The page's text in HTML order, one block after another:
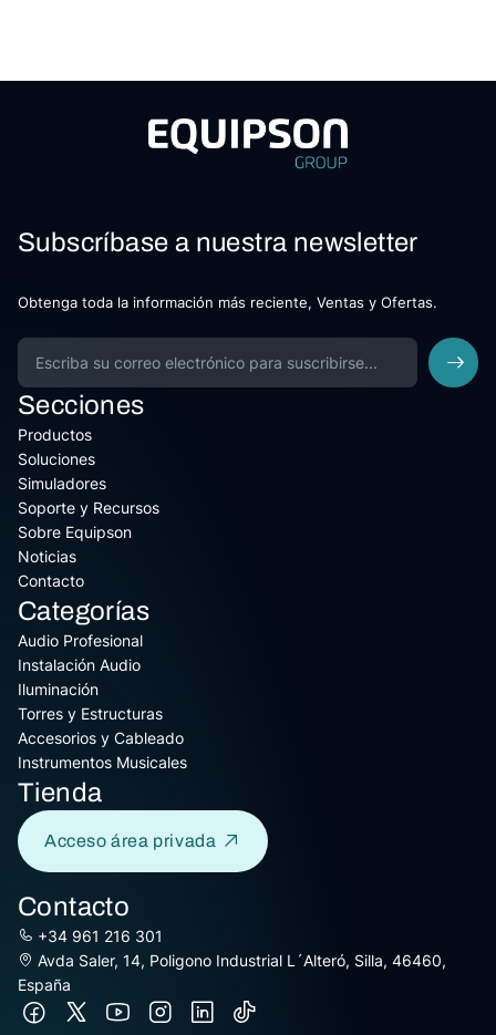
Subscríbase a nuestra newsletter
Obtenga toda la información más reciente, Ventas y Ofertas.
Secciones
Productos
Soluciones
Simuladores
Soporte y Recursos
Sobre Equipson
Noticias
Contacto
Categorías
Audio Profesional
Instalación Audio
Iluminación
Torres y Estructuras
Accesorios y Cableado
Instrumentos Musicales
Tienda
Acceso área privada
Contacto
+34 961 216 301
Avda Saler, 14, Poligono Industrial L´Alteró, Silla, 46460,
España